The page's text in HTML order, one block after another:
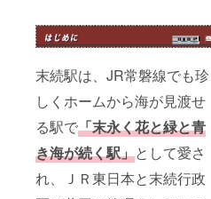
末続駅は、JR常磐線でも珍
しくホームから海が見渡せ
る駅で「末永く花と緑と青
き海が続く駅」として愛さ
れ、ＪＲ東日本と末続行政